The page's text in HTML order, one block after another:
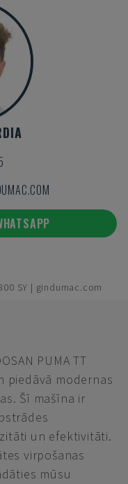
SY | gindumac.com
PUMA TT
piedāvā modernas
Šī mašīna ir
un efektivitāti.
virpošanas
mūsu